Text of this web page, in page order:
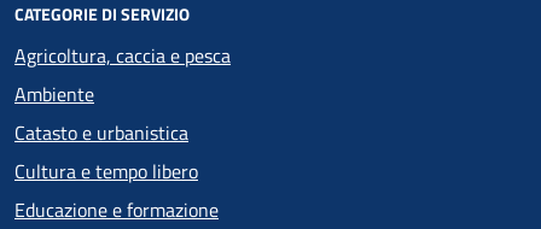
CATEGORIE DI SERVIZIO
Agricoltura, caccia e pesca
Ambiente
Catasto e urbanistica
Cultura e tempo libero
Educazione e formazione